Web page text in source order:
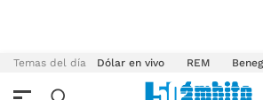
Temas del día Dólar en vivo REM